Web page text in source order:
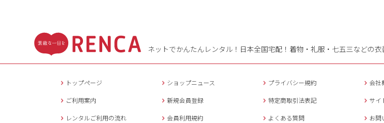
ネットでかんたんレンタル！日本全国宅配！ 着物・礼服・七五三などの衣
トップページ ショップニュース プライバシー規約 会社
ご利用案内 新規会員登録 特定商取引法表記 サイ
レンタルご利用の流れ 会員利用規約 よくある質問 お問